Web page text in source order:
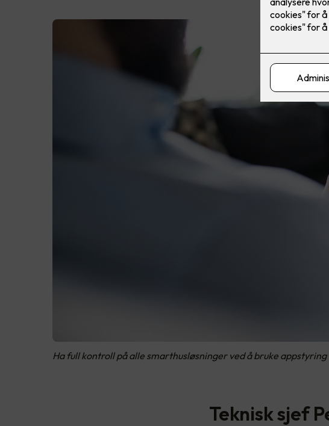
Ha full kontroll på alle smarthusløsninger ved å bruke
Teknisk sjef